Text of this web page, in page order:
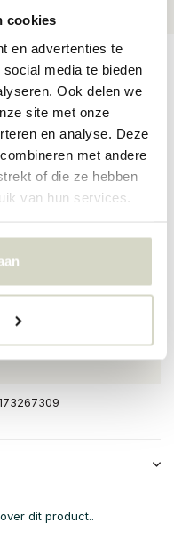
cookies
en advertenties te
media te bieden
Ook delen we
site met onze
en analyse. Deze
met andere
of die ze hebben
van hun services.
Reviews
een paddestoel! De
hout, mdf en polyester.
dit product..